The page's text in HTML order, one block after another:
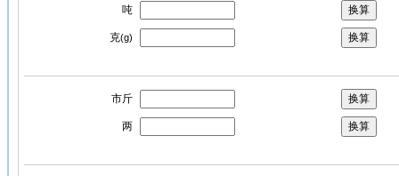
吨
克(g)
市斤
两